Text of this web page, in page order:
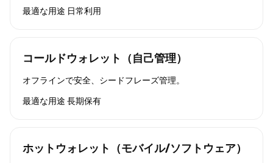
最適な用途 日常利用
コールドウォレット（自己管理）
オフラインで安全、シードフレーズ管理。
最適な用途 長期保有
ホットウォレット（モバイル/ソフトウェア）